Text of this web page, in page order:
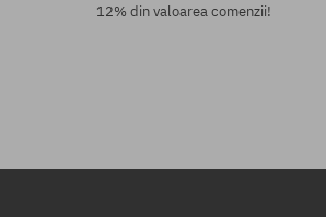
12% din valoarea comenzii!